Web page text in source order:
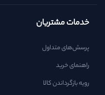
خدمات مشتریان
پرسش‌های متداول
راهنمای خرید
رویه بازگرداندن کالا